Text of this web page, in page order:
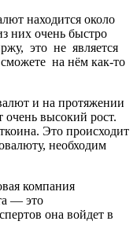
находится около
них очень быстро
это не является
на нём как-то
и на протяжении
очень высокий рост.
Это происходит
необходим
компания
— это
она войдет в